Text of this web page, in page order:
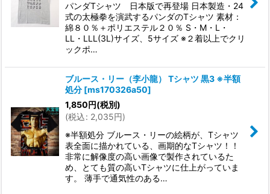
パンダTシャツ 日本版で再登場 日本製造・24
式の太極拳を演武するパンダのTシャツ 素材：
綿８０％＋ポリエステル２０％ S・M・L・
LL・LLL(3L)サイズ、5サイズ ※２着以上でクリ
ックポ…
ブルース・リー（李小龍） Tシャツ 黒3 ※半額
処分 [ms170326a50]
1,850円(税別)
(税込: 2,035円)
※半額処分 ブルース・リーの絵柄が、Tシャツ
表全面に描かれている、画期的なTシャツ！！
非常に解像度の高い画像で製作されているた
め、とても質の高いTシャツに仕上がっていま
す。 薄手で通気性のある…